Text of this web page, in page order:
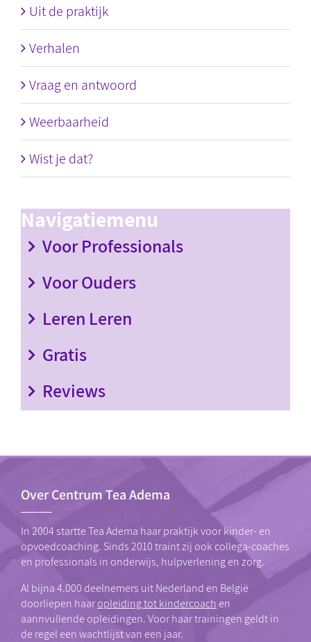
Uit de praktijk
Verhalen
Vraag en antwoord
Weerbaarheid
Wist je dat?
Navigatiemenu
Voor Professionals
Voor Ouders
Leren Leren
Gratis
Reviews
Over Centrum Tea Adema
In 2004 startte Tea Adema haar praktijk voor kinder- en
opvoedcoaching. Sinds 2010 traint zij ook collega-coaches
en professionals in onderwijs, hulpverlening en zorg.
Al bijna 4.000 deelnemers uit Nederland en België
doorliepen haaropleiding tot kindercoachen
aannvullende opleidingen. Voor haar trainingen geldt in
de regel een wachtlijst van een jaar.